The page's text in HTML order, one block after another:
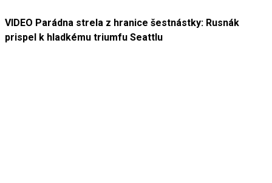
VIDEO Parádna strela z hranice šestnástky: Rusnák
prispel k hladkému triumfu Seattlu